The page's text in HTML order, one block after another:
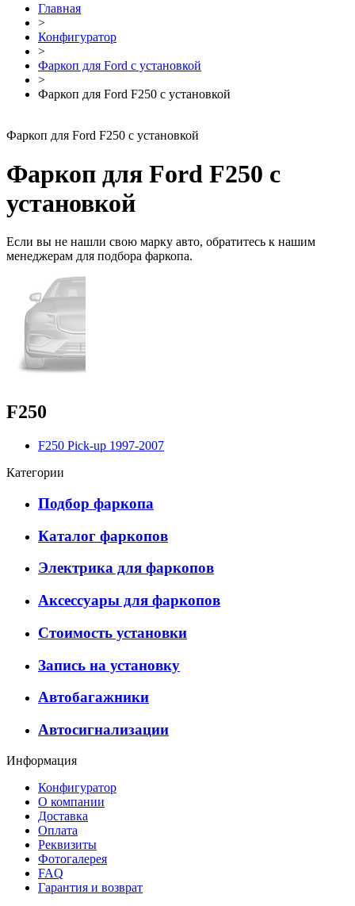
Главная
>
Конфигуратор
>
Фаркоп для Ford с установкой
>
Фаркоп для Ford F250 с установкой
Фаркоп для Ford F250 с установкой
Фаркоп для Ford F250 с
установкой
Если вы не нашли свою марку авто, обратитесь к нашим
менеджерам для подбора фаркопа.
F250
F250 Pick-up 1997-2007
Категории
Подбор фаркопа
Каталог фаркопов
Электрика для фаркопов
Аксессуары для фаркопов
Стоимость установки
Запись на установку
Автобагажники
Автосигнализации
Информация
Конфигуратор
О компании
Доставка
Оплата
Реквизиты
Фотогалерея
FAQ
Гарантия и возврат